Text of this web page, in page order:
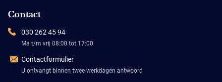
Contact
030 262 45 94
Ma t/m vrij 08:00 tot 17:00
Contactformulier
U ontvangt binnen twee werkdagen antwoord